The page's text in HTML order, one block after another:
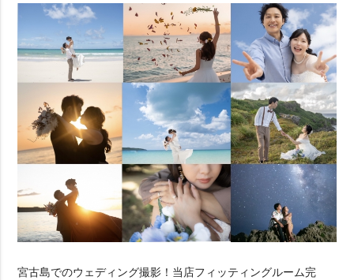
宮古島でのウェディング撮影！当店フィッティングルーム完